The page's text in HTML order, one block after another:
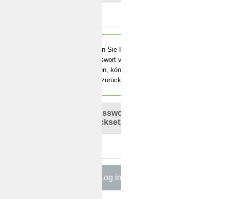
Wenn Sie Ihr
Passwort vergessen
haben, können Sie es
hier zurücksetzten.
Passwort
zurücksetzen?